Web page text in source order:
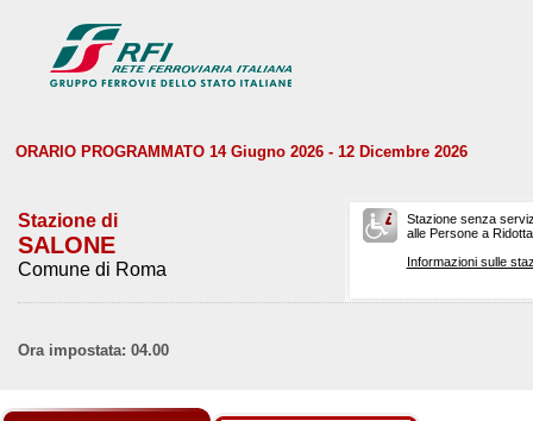
ORARIO PROGRAMMATO 14 Giugno 2026 - 12 Dicembre 2026
Stazione di
SALONE
Comune di Roma
Stazione senza
alle Persone a
Informazioni sulle
Ora impostata: 04.00